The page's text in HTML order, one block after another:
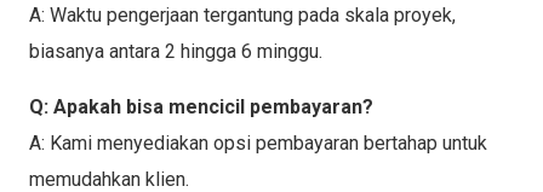
A: Waktu pengerjaan tergantung pada skala proyek,
biasanya antara 2 hingga 6 minggu.
Q: Apakah bisa mencicil pembayaran?
A: Kami menyediakan opsi pembayaran bertahap untuk
memudahkan klien.